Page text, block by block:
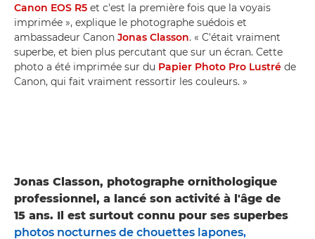
Canon EOS R5 et c'est la première fois que la voyais
imprimée », explique le photographe suédois et
ambassadeur Canon Jonas Classon. « C'était vraiment
superbe, et bien plus percutant que sur un écran. Cette
photo a été imprimée sur du Papier Photo Pro Lustré de
Canon, qui fait vraiment ressortir les couleurs. »
Jonas Classon, photographe ornithologique
professionnel, a lancé son activité à l'âge de
15 ans. Il est surtout connu pour ses superbes
photos nocturnes de chouettes lapones,